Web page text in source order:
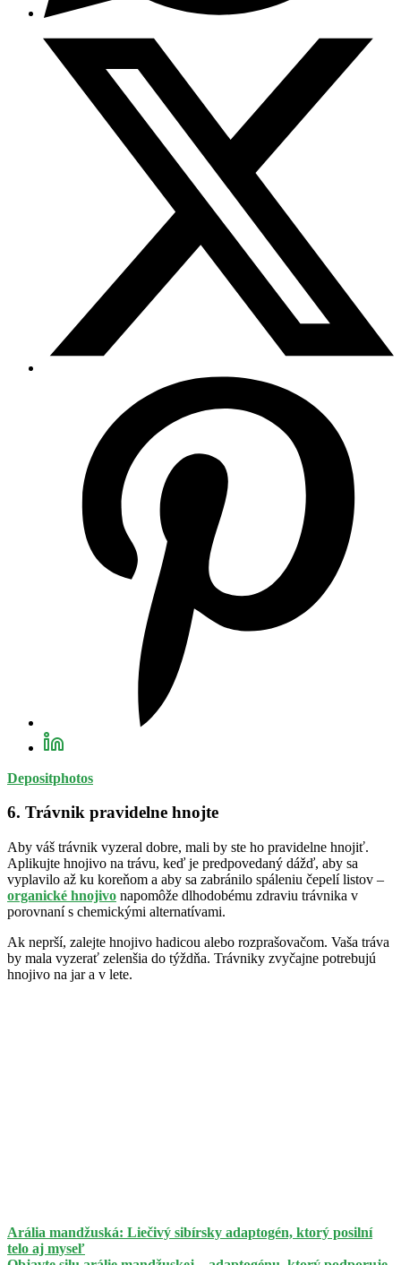
Depositphotos
6. Trávnik pravidelne hnojte
Aby váš trávnik vyzeral dobre, mali by ste ho pravidelne hnojiť.
Aplikujte hnojivo na trávu, keď je predpovedaný dážď, aby sa
vyplavilo až ku koreňom a aby sa zabránilo spáleniu čepelí listov –
organické hnojivo napomôže dlhodobému zdraviu trávnika v
porovnaní s chemickými alternatívami.
Ak neprší, zalejte hnojivo hadicou alebo rozprašovačom. Vaša tráva
by mala vyzerať zelenšia do týždňa. Trávniky zvyčajne potrebujú
hnojivo na jar a v lete.
Arália mandžuská: Liečivý sibírsky adaptogén, ktorý posilní
telo aj myseľ